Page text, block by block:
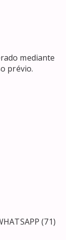
mediante
prévio.
(71)